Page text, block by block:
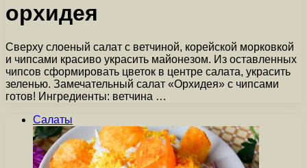
орхидея
Сверху слоеный салат с ветчиной, корейской морковкой
и чипсами красиво украсить майонезом. Из оставленных
чипсов сформировать цветок в центре салата, украсить
зеленью. Замечательный салат «Орхидея» с чипсами
готов! Ингредиенты: ветчина …
Салаты